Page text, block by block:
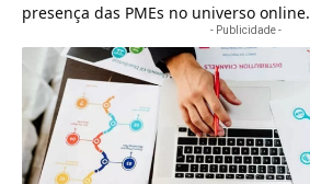
presença das PMEs no universo online.
- Publicidade -